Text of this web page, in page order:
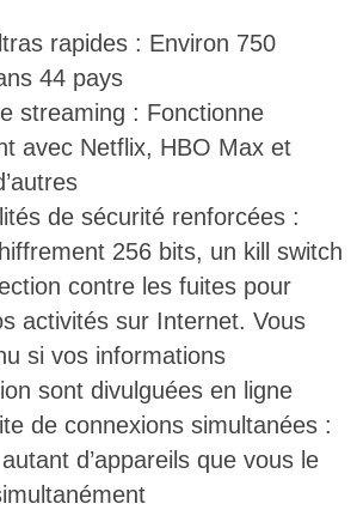
rapides : Environ 750
44 pays
streaming : Fonctionne
avec Netflix, HBO Max et
de sécurité renforcées :
256 bits, un kill switch
contre les fuites pour
activités sur Internet. Vous
si vos informations
sont divulguées en ligne
de connexions simultanées :
d’appareils que vous le